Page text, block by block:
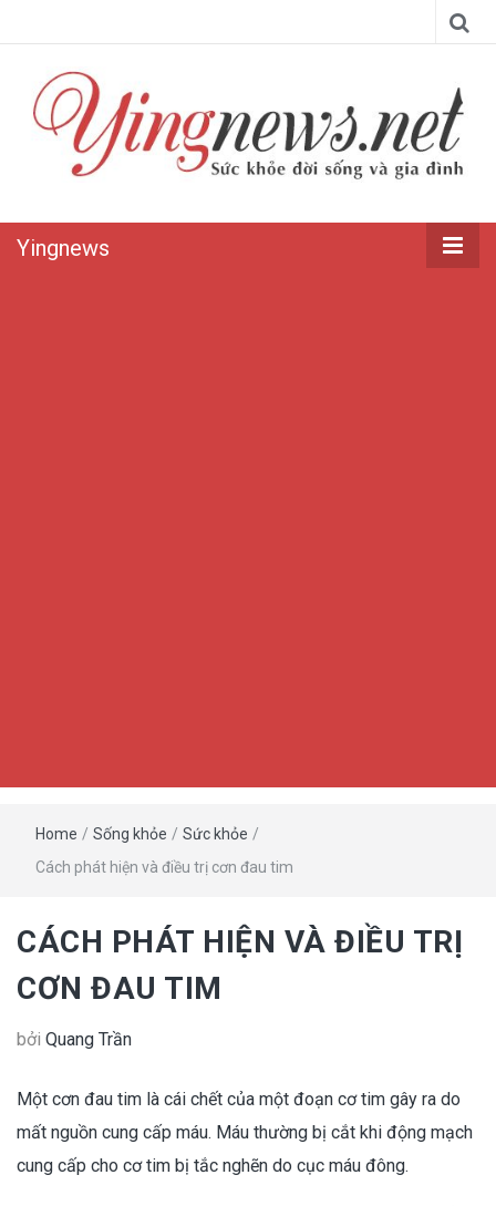
Yingnews
Home / Sống khỏe / Sức khỏe /
Cách phát hiện và điều trị cơn đau tim
CÁCH PHÁT HIỆN VÀ ĐIỀU TRỊ
CƠN ĐAU TIM
bởi Quang Trần
Một cơn đau tim là cái chết của một đoạn cơ tim gây ra do
mất nguồn cung cấp máu. Máu thường bị cắt khi động mạch
cung cấp cho cơ tim bị tắc nghẽn do cục máu đông.